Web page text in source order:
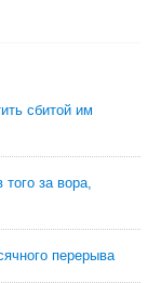
сбитой им
за вора,
перерыва